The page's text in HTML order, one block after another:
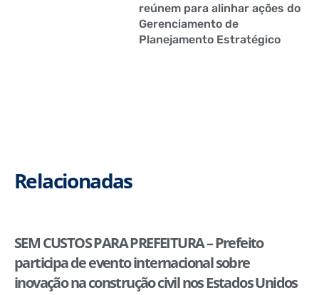
reúnem para alinhar ações do
Gerenciamento de
Planejamento Estratégico
Relacionadas
SEM CUSTOS PARA PREFEITURA – Prefeito
participa de evento internacional sobre
inovação na construção civil nos Estados Unidos